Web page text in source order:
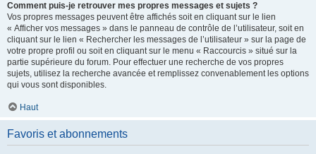
Comment puis-je retrouver mes propres messages et sujets ?
Vos propres messages peuvent être affichés soit en cliquant sur le lien
« Afficher vos messages » dans le panneau de contrôle de l’utilisateur, soit en
cliquant sur le lien « Rechercher les messages de l’utilisateur » sur la page de
votre propre profil ou soit en cliquant sur le menu « Raccourcis » situé sur la
partie supérieure du forum. Pour effectuer une recherche de vos propres
sujets, utilisez la recherche avancée et remplissez convenablement les options
qui vous sont disponibles.
Haut
Favoris et abonnements